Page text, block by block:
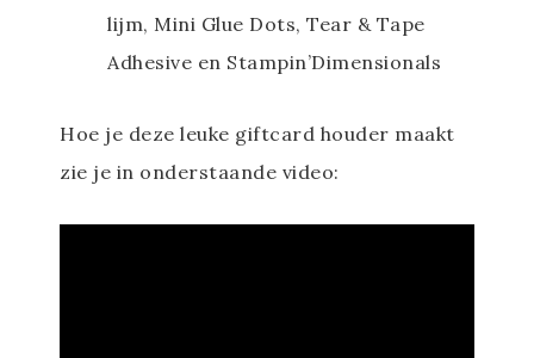
lijm, Mini Glue Dots, Tear & Tape
Adhesive en Stampin’Dimensionals
Hoe je deze leuke giftcard houder maakt
zie je in onderstaande video: